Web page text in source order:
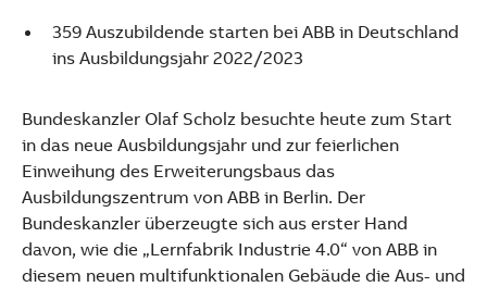
Suggestions
Products
Shopping list preview
359 Auszubildende starten bei ABB in Deutschland
ins Ausbildungsjahr 2022/2023
Bundeskanzler Olaf Scholz besuchte heute zum Start
in das neue Ausbildungsjahr und zur feierlichen
Einweihung des Erweiterungsbaus das
Ausbildungszentrum von ABB in Berlin. Der
Bundeskanzler überzeugte sich aus erster Hand
davon, wie die „Lernfabrik Industrie 4.0“ von ABB in
diesem neuen multifunktionalen Gebäude die Aus- und